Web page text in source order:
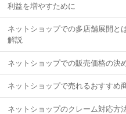
利益を増やすために
ネットショップでの多店舗展開と
解説
ネットショップでの販売価格の決
ネットショップで売れるおすすめ
ネットショップのクレーム対応方